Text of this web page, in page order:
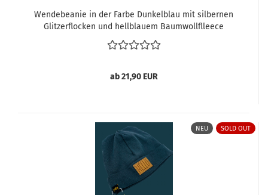
Wendebeanie in der Farbe Dunkelblau mit silbernen
Glitzerflocken und hellblauem Baumwollflleece
ab 21,90 EUR
NEU SOLD OUT